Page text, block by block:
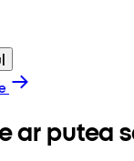
ar putea